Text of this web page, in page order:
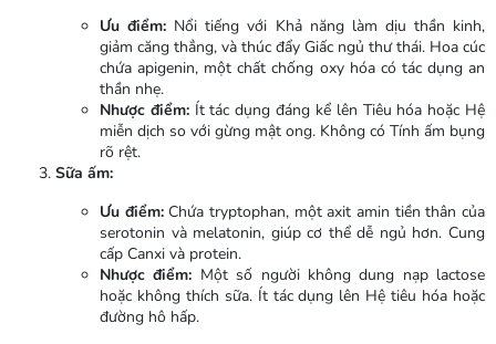
Ưu điểm: Nổi tiếng với Khả năng làm dịu thần kinh,
giảm căng thẳng, và thúc đẩy Giấc ngủ thư thái. Hoa cúc
chứa apigenin, một chất chống oxy hóa có tác dụng an
thần nhẹ.
Nhược điểm:Ít tác dụng đáng kể lên Tiêu hóa hoặc Hệ
miễn dịch so với gừng mật ong. Không có Tính ấm bụng
rõ rệt.
Sữa ấm:
Ưu điểm:Chứa tryptophan, một axit amin tiền thân của
serotonin và melatonin, giúp cơ thể dễ ngủ hơn. Cung
cấp Canxi và protein.
Nhược điểm: Một số người không dung nạp lactose
hoặc không thích sữa. Ít tác dụng lên Hệ tiêu hóa hoặc
đường hô hấp.